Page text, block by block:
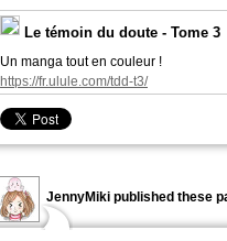
Le témoin du doute - Tome 3
Un manga tout en couleur !
https://fr.ulule.com/tdd-t3/
JennyMiki published these